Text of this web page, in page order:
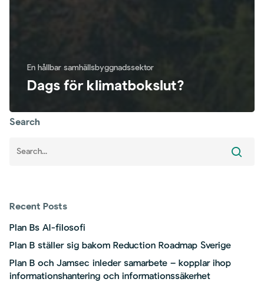
En hållbar samhällsbyggnadssektor
Dags för klimatbokslut?
Search
Recent Posts
Plan Bs AI-filosofi
Plan B ställer sig bakom Reduction Roadmap Sverige
Plan B och Jamsec inleder samarbete – kopplar ihop
informationshantering och informationssäkerhet